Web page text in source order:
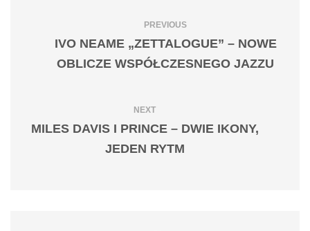
PREVIOUS
IVO NEAME „ZETTALOGUE” – NOWE
OBLICZE WSPÓŁCZESNEGO JAZZU
NEXT
MILES DAVIS I PRINCE – DWIE IKONY,
JEDEN RYTM